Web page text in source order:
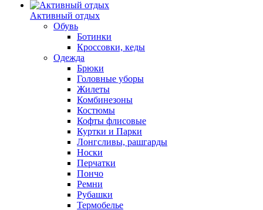
Активный отдых
Обувь
Ботинки
Кроссовки, кеды
Одежда
Брюки
Головные уборы
Жилеты
Комбинезоны
Костюмы
Кофты флисовые
Куртки и Парки
Лонгсливы, рашгарды
Носки
Перчатки
Пончо
Ремни
Рубашки
Термобелье